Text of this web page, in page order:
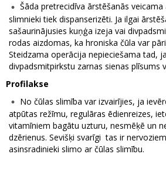
Šāda pretrecidīva ārstēšanās
slimnieki tiek dispanserizēti. Ja ilgai
sašaurinājusies kuņģa izeja vai
rodas aizdomas, ka hroniska čūla var
Steidzama operācija nepieciešama tad,
divpadsmitpirkstu zarnas sienas plīsums
Profilakse
No čūlas slimība var izvairījies, ja
atpūtas režīmu, regulāras ēdienreizes,
vitamīniem bagātu uzturu, nesmēķē un
dzērienus. Sevišķi svarīgi tas ir
asinsradinieki slimo ar čūlas slimību.